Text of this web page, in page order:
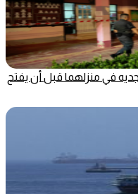
في منزلهما قبل أن يفتح